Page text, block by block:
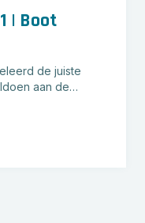
| Boot
de juiste
aan de…